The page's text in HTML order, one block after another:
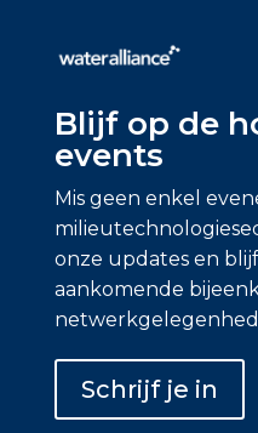
Blijf op de
events
Mis geen enkel
onze updates en
aankomende
Schrijf je in